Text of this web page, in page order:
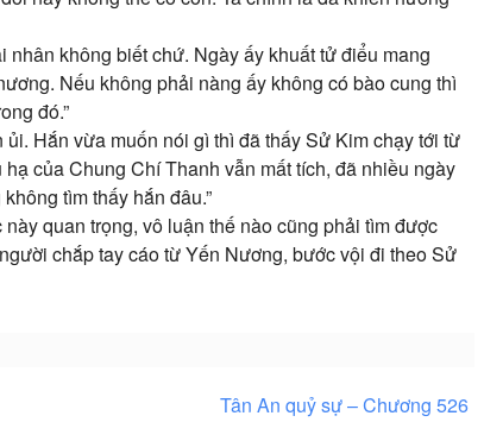
không biết chứ. Ngày ấy khuất tử điểu mang
Nếu không phải nàng ấy không có bào cung thì
đó.”
Hắn vừa muốn nói gì thì đã thấy Sử Kim chạy tới từ
của Chung Chí Thanh vẫn mất tích, đã nhiều ngày
tìm thấy hắn đâu.”
quan trọng, vô luận thế nào cũng phải tìm được
chắp tay cáo từ Yến Nương, bước vội đi theo Sử
Tân An quỷ sự – Chương 526